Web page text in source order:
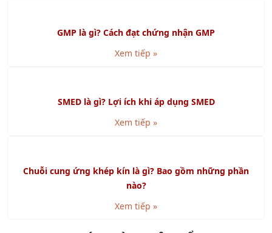
SMED là gì? Lợi ích khi áp dụng SMED
Xem tiếp »
Chuỗi cung ứng khép kín là gì? Bao gồm những phần
KHÁCH HÀNG TIÊU BIỂU